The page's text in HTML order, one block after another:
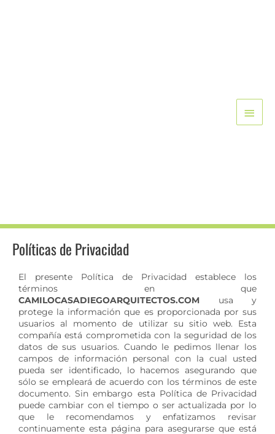
Políticas de Privacidad
El presente Política de Privacidad establece los
términos en que
CAMILOCASADIEGOARQUITECTOS.COM usa y
protege la información que es proporcionada por sus
usuarios al momento de utilizar su sitio web. Esta
compañía está comprometida con la seguridad de los
datos de sus usuarios. Cuando le pedimos llenar los
campos de información personal con la cual usted
pueda ser identificado, lo hacemos asegurando que
sólo se empleará de acuerdo con los términos de este
documento. Sin embargo esta Política de Privacidad
puede cambiar con el tiempo o ser actualizada por lo
que le recomendamos y enfatizamos revisar
continuamente esta página para asegurarse que está